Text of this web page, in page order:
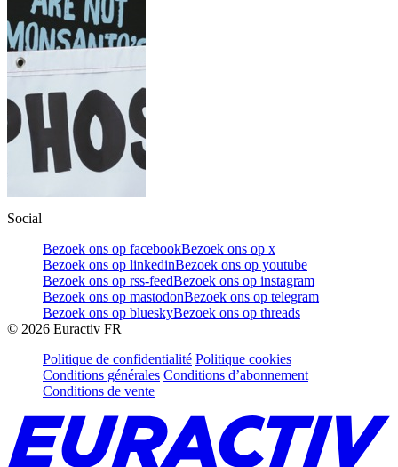
Social
Bezoek ons op facebookBezoek ons op x
Bezoek ons op linkedinBezoek ons op youtube
Bezoek ons op rss-feedBezoek ons op instagram
Bezoek ons op mastodonBezoek ons op telegram
Bezoek ons op blueskyBezoek ons op threads
© 2026 Euractiv FR
Politique de confidentialité Politique cookies
Conditions générales Conditions d’abonnement
Conditions de vente